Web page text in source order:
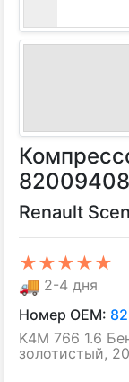
Renault
★★★★★
🚚 2-4 дня
Номер OEM:
K4M 766 1.6
золотистый,